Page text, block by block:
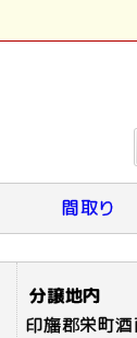
間取り
分譲地内
印旛郡栄町